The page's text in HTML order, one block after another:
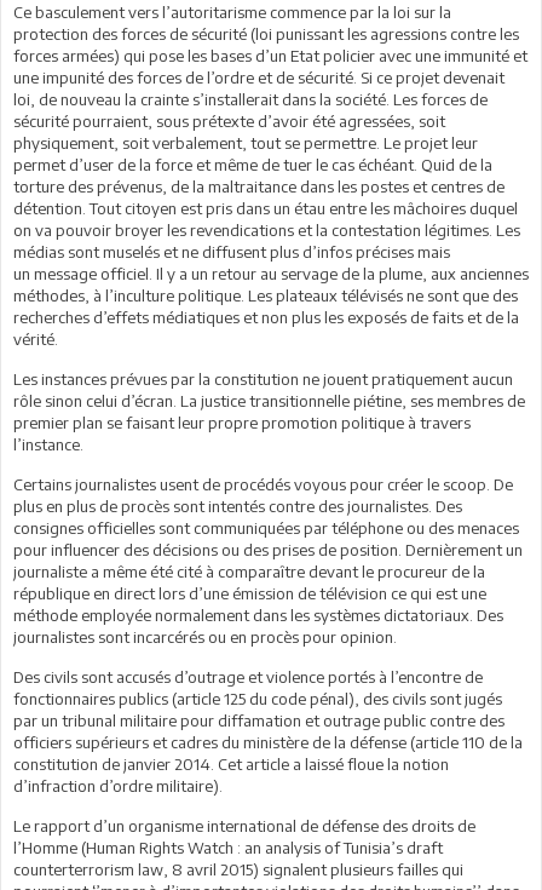
Ce basculement vers l’autoritarisme commence par la loi sur la
protection des forces de sécurité (loi punissant les agressions contre les
forces armées) qui pose les bases d’un Etat policier avec une immunité et
une impunité des forces de l’ordre et de sécurité. Si ce projet devenait
loi, de nouveau la crainte s’installerait dans la société. Les forces de
sécurité pourraient, sous prétexte d’avoir été agressées, soit
physiquement, soit verbalement, tout se permettre. Le projet leur
permet d’user de la force et même de tuer le cas échéant. Quid de la
torture des prévenus, de la maltraitance dans les postes et centres de
détention. Tout citoyen est pris dans un étau entre les mâchoires duquel
on va pouvoir broyer les revendications et la contestation légitimes. Les
médias sont muselés et ne diffusent plus d’infos précises mais
un message officiel. Il y a un retour au servage de la plume, aux anciennes
méthodes, à l’inculture politique. Les plateaux télévisés ne sont que des
recherches d’effets médiatiques et non plus les exposés de faits et de la
vérité.
Les instances prévues par la constitution ne jouent pratiquement aucun
rôle sinon celui d’écran. La justice transitionnelle piétine, ses membres de
premier plan se faisant leur propre promotion politique à travers
l’instance.
Certains journalistes usent de procédés voyous pour créer le scoop. De
plus en plus de procès sont intentés contre des journalistes. Des
consignes officielles sont communiquées par téléphone ou des menaces
pour influencer des décisions ou des prises de position. Dernièrement un
journaliste a même été cité à comparaître devant le procureur de la
république en direct lors d’une émission de télévision ce qui est une
méthode employée normalement dans les systèmes dictatoriaux. Des
journalistes sont incarcérés ou en procès pour opinion.
Des civils sont accusés d’outrage et violence portés à l’encontre de
fonctionnaires publics (article 125 du code pénal), des civils sont jugés
par un tribunal militaire pour diffamation et outrage public contre des
officiers supérieurs et cadres du ministère de la défense (article 110 de la
constitution de janvier 2014. Cet article a laissé floue la notion
d’infraction d’ordre militaire).
Le rapport d’un organisme international de défense des droits de
l’Homme (Human Rights Watch : an analysis of Tunisia’s draft
counterterrorism law, 8 avril 2015) signalent plusieurs failles qui